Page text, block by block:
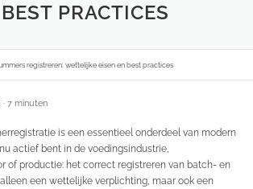
NL
PRACTICES
registreren: wettelijke eisen en best practices
· 7 minuten
is een essentieel onderdeel van modern
actief bent in de voedingsindustrie,
of productie: het correct registreren van batch- en
een wettelijke verplichting, maar ook een